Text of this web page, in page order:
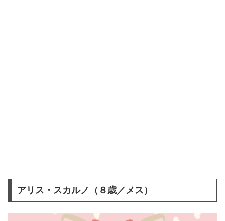
アリス・スカルノ（８歳／メス）